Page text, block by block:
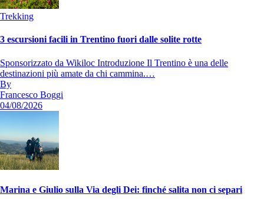
Trekking
3 escursioni facili in Trentino fuori dalle solite rotte
Sponsorizzato da Wikiloc Introduzione Il Trentino è una delle
destinazioni più amate da chi cammina.…
By
Francesco Boggi
04/08/2026
Marina e Giulio sulla Via degli Dei: finché salita non ci separi